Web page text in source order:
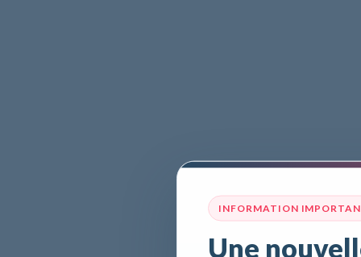
INFORMATION
Une